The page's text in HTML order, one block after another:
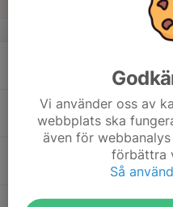
Vi använder oss av
webbplats ska
även för
förbättra
Så